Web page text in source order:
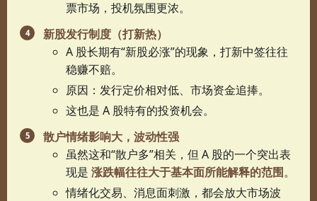
票市场，投机氛围更浓。
新股发行制度（打新热）
A 股长期有“新股必涨”的现象，打新中签往往
稳赚不赔。
原因：发行定价相对低、市场资金追捧。
这也是 A 股特有的投资机会。
散户情绪影响大，波动性强
虽然这和“散户多”相关，但 A 股的一个突出表
现是涨跌幅往往大于基本面所能解释的范围。
情绪化交易、消息面刺激，都会放大市场波